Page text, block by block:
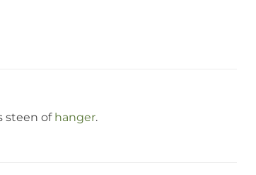
steen of hanger.